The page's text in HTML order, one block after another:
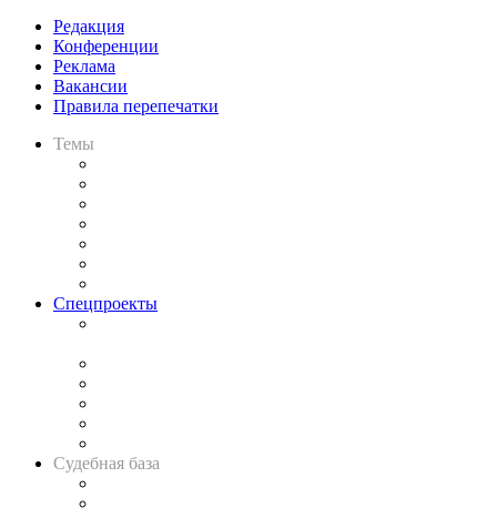
Редакция
Конференции
Реклама
Вакансии
Правила перепечатки
Темы
Спецпроекты
Судебная база